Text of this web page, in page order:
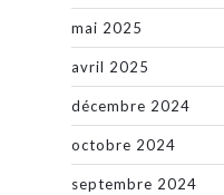
mai 2025
avril 2025
décembre 2024
octobre 2024
septembre 2024